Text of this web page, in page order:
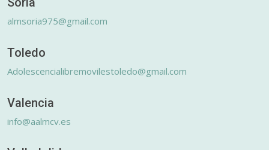
almsoria975@gmail.com
Toledo
Adolescencialibremovilestoledo@gmail.com
Valencia
info@aalmcv.es